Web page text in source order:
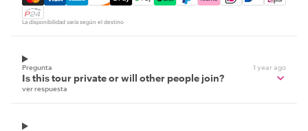
La disponibilidad varía según el destino
Pregunta 1 year ago
Is this tour private or will other people join?
ver respuesta